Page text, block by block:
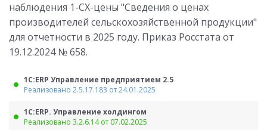
наблюдения 1-СХ-цены "Сведения о ценах
производителей сельскохозяйственной продукции"
для отчетности в 2025 году. Приказ Росстата от
19.12.2024 № 658.
1С:ERP Управление предприятием 2.5
Реализовано 2.5.17.183 от 24.01.2025
1С:ERP. Управление холдингом
Реализовано 3.2.6.14 от 07.02.2025